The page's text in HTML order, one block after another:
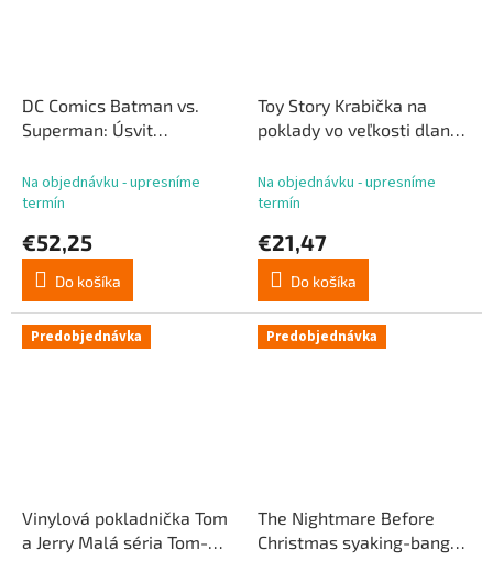
DC Comics Batman vs.
Superman: Úsvit
figúrka Batman 2.0
Na objednávku - upresníme
termín
€52,25
Do košíka
Toy Story Krabička na
poklady vo veľkosti dlane
Na objednávku - upresníme
termín
€21,47
Do košíka
Predobjednávka
Vinylová pokladnička Tom
a Jerry Malá séria Tom-
Predobjednávka
The Nightmare Before
Christmas syaking-bang